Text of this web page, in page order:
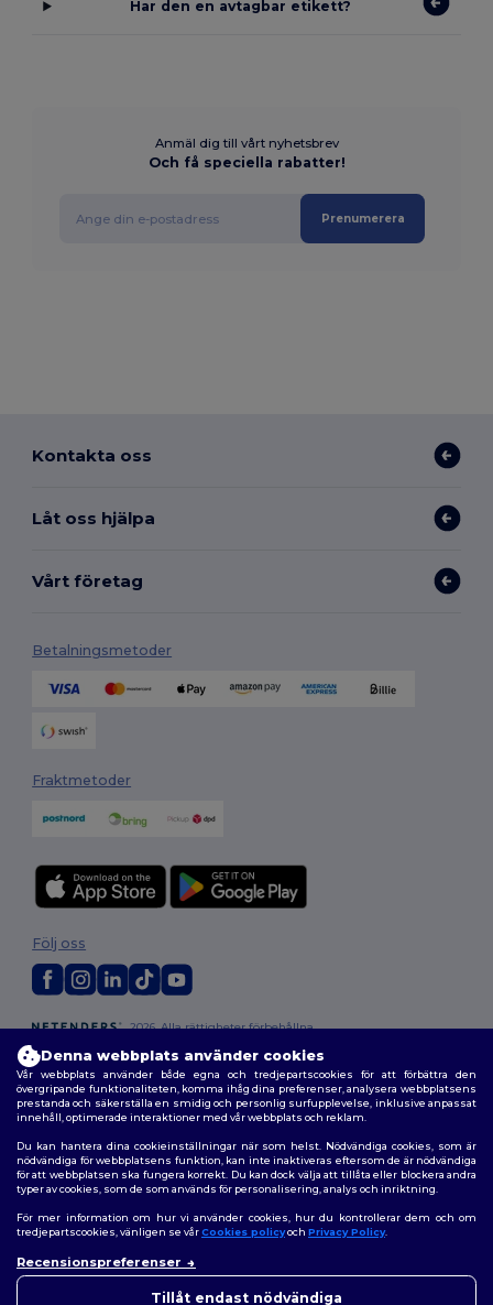
Har den en avtagbar etikett?
Anmäl dig till vårt nyhetsbrev
Och få speciella rabatter!
Prenumerera
Kontakta oss
Låt oss hjälpa
Vårt företag
Betalningsmetoder
Fraktmetoder
2026. Alla rättigheter förbehållna
Allmänna Villkor | Anpassad policy | Integritetspolicy
|Karta över webbplatsen
Följ oss
Denna webbplats använder cookies
Vår webbplats använder både egna och tredjepartscookies för att förbättra den
övergripande funktionaliteten, komma ihåg dina preferenser, analysera webbplatsens
prestanda och säkerställa en smidig och personlig surfupplevelse, inklusive anpassat
innehåll, optimerade interaktioner med vår webbplats och reklam.
Du kan hantera dina cookieinställningar när som helst. Nödvändiga cookies, som är
nödvändiga för webbplatsens funktion, kan inte inaktiveras eftersom de är nödvändiga
för att webbplatsen ska fungera korrekt. Du kan dock välja att tillåta eller blockera andra
typer av cookies, som de som används för personalisering, analys och inriktning.
För mer information om hur vi använder cookies, hur du kontrollerar dem och om
tredjepartscookies, vänligen se vårCookies policyoch Privacy Policy.
Recensionspreferenser
Tillåt endast nödvändiga